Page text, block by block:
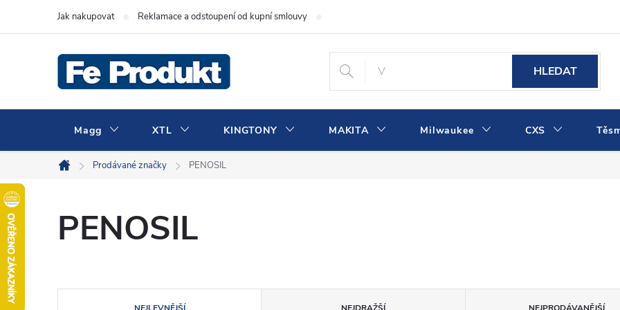
Jak nakupovat Reklamace a odstoupení od kupní smlouvy
HLEDAT
Magg XTL KINGTONY MAKITA Milwaukee CXS
Domů
Prodávané značky PENOSIL
PENOSIL